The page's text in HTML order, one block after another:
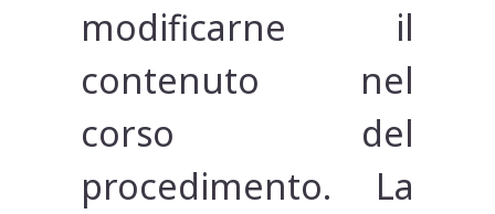
modificarne il
contenuto nel
corso del
procedimento. La